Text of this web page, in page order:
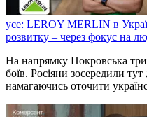
усе: LEROY MERLIN в
розвитку – через фокус на
На напрямку Покровська
боїв. Росіяни зосередили
намагаючись оточити